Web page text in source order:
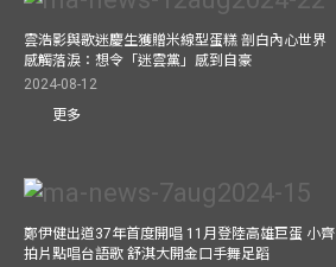
雲浩影與歌迷慶生獲贈米線型蛋糕 剖白內心世界
感觸落淚：想令「迷雲黨」感到自豪
2024-08-12
更多
鄭伊健出道37年首度開唱 11月登陸高雄巨蛋 小齊
拍片點唱台語歌 舒淇大開金口手舞足蹈